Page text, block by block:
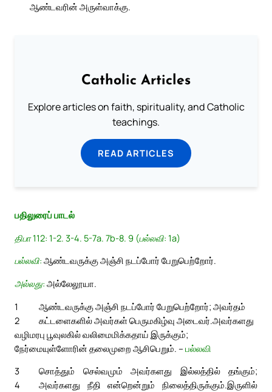
ஆண்டவரின் அருள்வாக்கு.
Catholic Articles
Explore articles on faith, spirituality, and Catholic
teachings.
READ ARTICLES
பதிலுரைப் பாடல்
திபா 112: 1-2. 3-4. 5-7a. 7b-8. 9 (பல்லவி: 1a)
பல்லவி: ஆண்டவருக்கு அஞ்சி நடப்போர் பேறுபெற்றோர்.
அல்லது: அல்லேலூயா.
1
ஆண்டவருக்கு அஞ்சி நடப்போர் பேறுபெற்றோர்; அவர்தம்
கட்டளைகளில் அவர்கள் பெருமகிழ்வு அடைவர்.
2
அவர்களது
வழிமரபு பூவுலகில் வலிமைமிக்கதாய் இருக்கும்;
நேர்மையுள்ளோரின் தலைமுறை ஆசிபெறும். – பல்லவி
3
சொத்தும் செல்வமும் அவர்களது இல்லத்தில் தங்கும்;
அவர்களது நீதி என்றென்றும் நிலைத்திருக்கும்.
4
இருளில்